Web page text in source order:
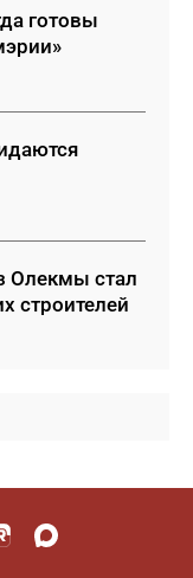
готовы
Олекмы стал
строителей